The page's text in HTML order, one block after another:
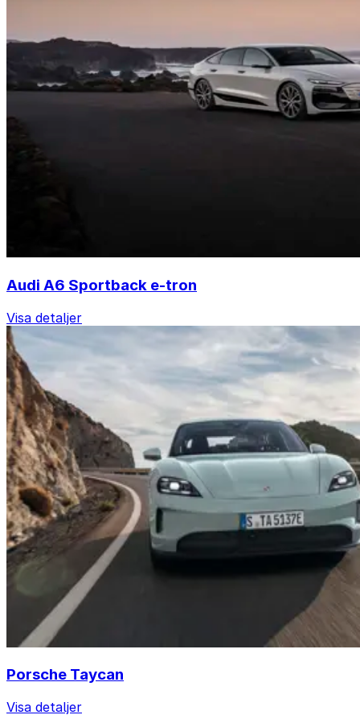
Audi A6 Sportback e-tron
Visa detaljer
Porsche Taycan
Visa detaljer